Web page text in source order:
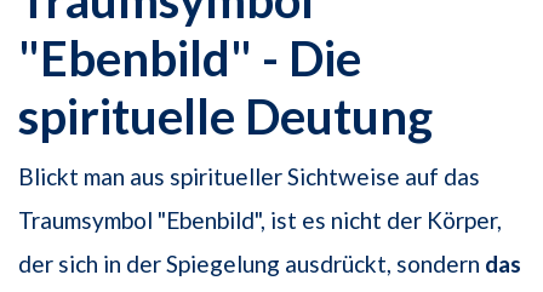
"Ebenbild" - Die
spirituelle Deutung
Blickt man aus spiritueller Sichtweise auf das
Traumsymbol "Ebenbild", ist es nicht der Körper,
der sich in der Spiegelung ausdrückt, sondern das